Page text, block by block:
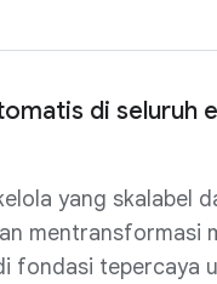
di seluruh
yang skalabel
mentransformasi
fondasi tepercaya